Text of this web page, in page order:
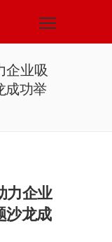
企业吸
成功举
力企业
沙龙成